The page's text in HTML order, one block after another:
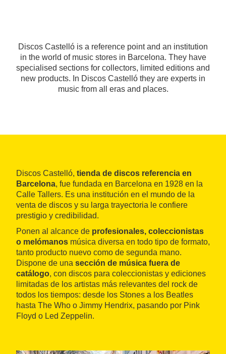
Discos Castelló is a reference point and an institution
in the world of music stores in Barcelona. They have
specialised sections for collectors, limited editions and
new products. In Discos Castelló they are experts in
music from all eras and places.
Discos Castelló, tienda de discos referencia en
Barcelona, fue fundada en Barcelona en 1928 en la
Calle Tallers. Es una institución en el mundo de la
venta de discos y su larga trayectoria le confiere
prestigio y credibilidad.
Ponen al alcance de profesionales, coleccionistas
o melómanos música diversa en todo tipo de formato,
tanto producto nuevo como de segunda mano.
Dispone de una sección de música fuera de
catálogo, con discos para coleccionistas y ediciones
limitadas de los artistas más relevantes del rock de
todos los tiempos: desde los Stones a los Beatles
hasta The Who o Jimmy Hendrix, pasando por Pink
Floyd o Led Zeppelin.